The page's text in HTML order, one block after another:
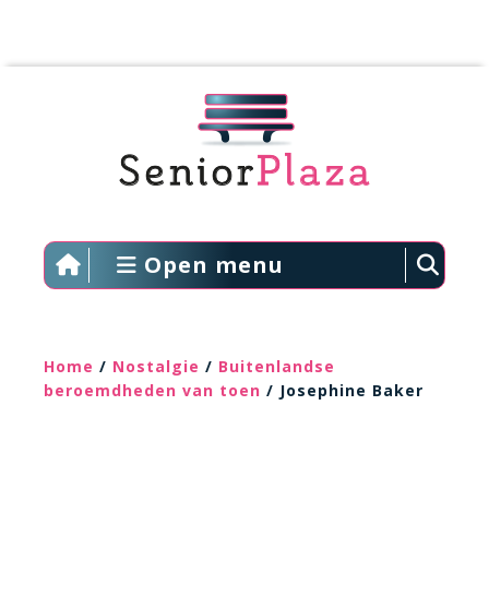
Open menu
Home / Nostalgie / Buitenlandse
beroemdheden van toen / Josephine Baker